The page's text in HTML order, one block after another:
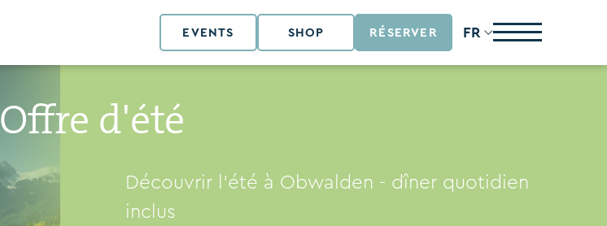
EVENTS SHOP RÉSERVER FR
Offre d'été
Découvrir l'été à Obwalden - dîner quotidien
inclus